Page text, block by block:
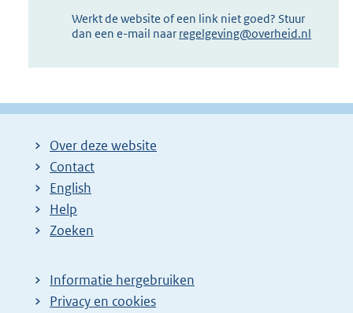
Werkt de website of een link niet goed? Stuur
dan een e-mail naar regelgeving@overheid.nl
Over deze website
Contact
English
Help
Zoeken
Informatie hergebruiken
Privacy en cookies